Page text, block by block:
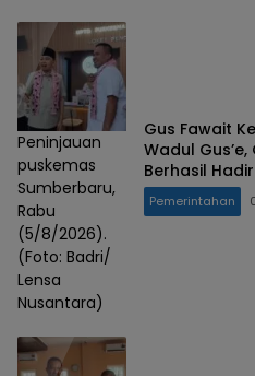
Peninjauan
puskemas
Sumberbaru,
Rabu
(5/8/2026).
(Foto: Badri/
Lensa
Nusantara)
Gus Fawait
Wadul
Berhasil
Pemerintahan